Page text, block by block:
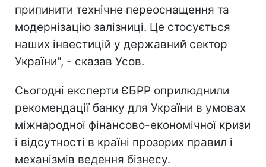
припинити технічне переоснащення та
модернізацію залізниці. Це стосується
наших інвестицій у державний сектор
України", - сказав Усов.
Сьогодні експерти ЄБРР оприлюднили
рекомендації банку для України в умовах
міжнародної фінансово-економічної кризи
і відсутності в країні прозорих правил і
механізмів ведення бізнесу.